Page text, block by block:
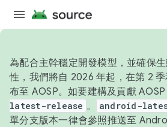
為配合主幹穩定開發模型，並確保
性，我們將自 2026 年起，在第 2
布至 AOSP。如要建構及貢獻
latest-release 。 android-
單分支版本一律會參照推送至